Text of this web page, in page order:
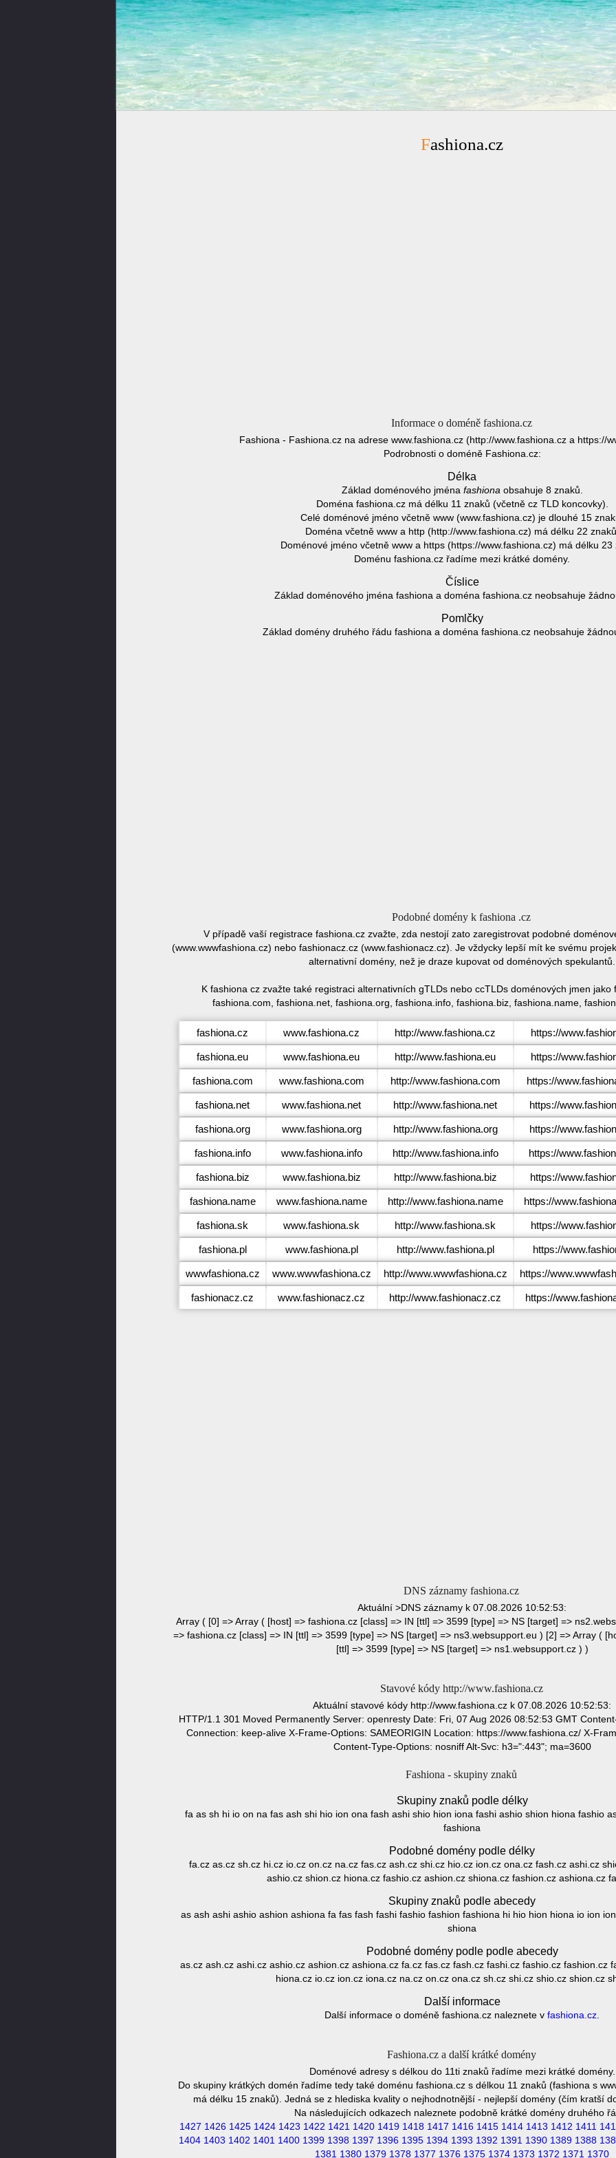
Fashiona.cz
Informace o doméně fashiona.cz
Fashiona - Fashiona.cz na adrese www.fashiona.cz (http://www.fashiona.cz a https://
Podrobnosti o doméně Fashiona.cz:
Délka
Základ doménového jména fashiona obsahuje 8 znaků.
Doména fashiona.cz má délku 11 znaků (včetně cz TLD koncovky).
Celé doménové jméno včetně www (www.fashiona.cz) je dlouhé 15
Doména včetně www a http (http://www.fashiona.cz) má délku 22 znaků.
Doménové jméno včetně www a https (https://www.fashiona.cz) má délku 23
Doménu fashiona.cz řadíme mezi krátké domény.
Číslice
Základ doménového jména fashiona a doména fashiona.cz neobsahuje
Pomlčky
Základ domény druhého řádu fashiona a doména fashiona.cz neobsahuje
Podobné domény k fashiona .cz
V případě vaší registrace fashiona.cz zvažte, zda nestojí zato zaregistrovat podobné
(www.wwwfashiona.cz) nebo fashionacz.cz (www.fashionacz.cz). Je vždycky lepší mít ke svému
alternativní domény, než je draze kupovat od doménových spekulantů.
K fashiona cz zvažte také registraci alternativních gTLDs nebo ccTLDs doménových jmen jako
fashiona.com, fashiona.net, fashiona.org, fashiona.info, fashiona.biz, fashiona.name,
fashiona.cz www.fashiona.cz http://www.fashiona.cz https://
fashiona.eu www.fashiona.eu http://www.fashiona.eu https://
fashiona.com www.fashiona.com http://www.fashiona.com https://
fashiona.net www.fashiona.net http://www.fashiona.net https://
fashiona.org www.fashiona.org http://www.fashiona.org https://
fashiona.info www.fashiona.info http://www.fashiona.info https://
fashiona.biz www.fashiona.biz http://www.fashiona.biz https://
fashiona.name www.fashiona.name http://www.fashiona.name https://
fashiona.sk www.fashiona.sk http://www.fashiona.sk https://
fashiona.pl www.fashiona.pl http://www.fashiona.pl https://
wwwfashiona.cz www.wwwfashiona.cz http://www.wwwfashiona.cz https://
fashionacz.cz www.fashionacz.cz http://www.fashionacz.cz https://
DNS záznamy fashiona.cz
Aktuální >DNS záznamy k 07.08.2026 10:52:53:
Array ( [0] => Array ( [host] => fashiona.cz [class] => IN [ttl] => 3599 [type] => NS [target] =>
=> fashiona.cz [class] => IN [ttl] => 3599 [type] => NS [target] => ns3.websupport.eu ) [2] => Array (
[ttl] => 3599 [type] => NS [target] => ns1.websupport.cz ) )
Stavové kódy http://www.fashiona.cz
Aktuální stavové kódy http://www.fashiona.cz k 07.08.2026 10:52:53:
HTTP/1.1 301 Moved Permanently Server: openresty Date: Fri, 07 Aug 2026 08:52:53 GMT
Connection: keep-alive X-Frame-Options: SAMEORIGIN Location: https://www.fashiona.cz/ X-
Content-Type-Options: nosniff Alt-Svc: h3=":443"; ma=3600
Fashiona - skupiny znaků
Skupiny znaků podle délky
fa as sh hi io on na fas ash shi hio ion ona fash ashi shio hion iona fashi ashio shion hiona fashio
fashiona
Podobné domény podle délky
fa.cz as.cz sh.cz hi.cz io.cz on.cz na.cz fas.cz ash.cz shi.cz hio.cz ion.cz ona.cz fash.cz ashi.cz
ashio.cz shion.cz hiona.cz fashio.cz ashion.cz shiona.cz fashion.cz ashiona.cz
Skupiny znaků podle abecedy
as ash ashi ashio ashion ashiona fa fas fash fashi fashio fashion fashiona hi hio hion hiona io ion
shiona
Podobné domény podle podle abecedy
as.cz ash.cz ashi.cz ashio.cz ashion.cz ashiona.cz fa.cz fas.cz fash.cz fashi.cz fashio.cz fashion.cz
hiona.cz io.cz ion.cz iona.cz na.cz on.cz ona.cz sh.cz shi.cz shio.cz shion.cz
Další informace
Další informace o doméně fashiona.cz naleznete v fashiona.cz
Fashiona.cz a další krátké domény
Doménové adresy s délkou do 11ti znaků řadíme mezi krátké domény.
Do skupiny krátkých domén řadíme tedy také doménu fashiona.cz s délkou 11 znaků (fashiona s
má délku 15 znaků). Jedná se z hlediska kvality o nejhodnotnější - nejlepší domény (čím kratší
Na následujících odkazech naleznete podobně krátké domény druhého
1427 1426 1425 1424 1423 1422 1421 1420 1419 1418 1417 1416 1415 1414 1413 1412 1411
1404 1403 1402 1401 1400 1399 1398 1397 1396 1395 1394 1393 1392 1391 1390 1389 1388
1381 1380 1379 1378 1377 1376 1375 1374 1373 1372 1371 1370